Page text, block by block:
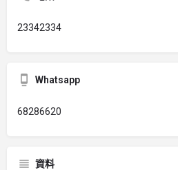
23342334
Whatsapp
68286620
資料